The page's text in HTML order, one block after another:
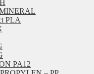
PLA
PA12